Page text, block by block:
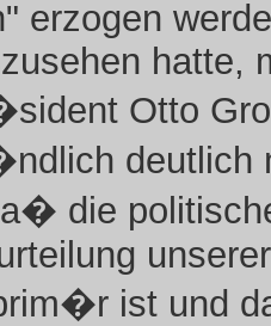
erzogen
hatte,
Otto
deutlich
die
ist und